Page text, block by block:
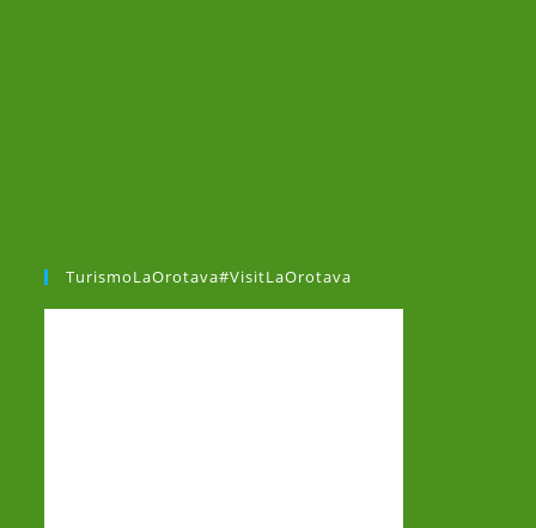
TurismoLaOrotava#VisitLaOrotava